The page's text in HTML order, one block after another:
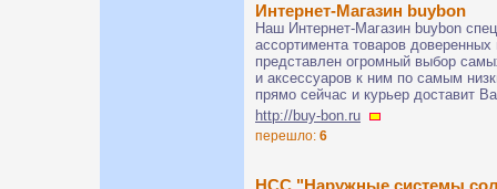
Интернет-Магазин buybon
Наш Интернет-Магазин buybon
ассортимента товаров
представлен огромный выбор
и аксессуаров к ним по самым
прямо сейчас и курьер доставит
http://buy-bon.ru
перешло: 6
НСС "Наружные системы